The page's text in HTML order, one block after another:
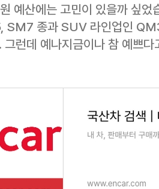
예산에는 고민이 있을까 싶었
종과 SUV 라인업인
그런데 예나지금이나 참 예쁘